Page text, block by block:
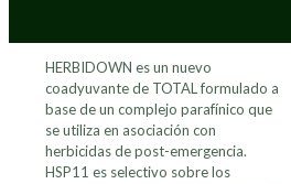
HERBIDOWN es un nuevo
coadyuvante de TOTAL formulado a
base de un complejo parafínico que
se utiliza en asociación con
herbicidas de post-emergencia.
HSP11 es selectivo sobre los